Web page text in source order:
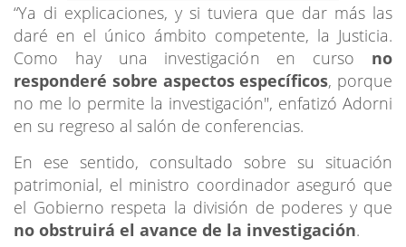
“Ya di explicaciones, y si tuviera que dar más las
daré en el único ámbito competente, la Justicia.
Como hay una investigación en curso no
responderé sobre aspectos específicos, porque
no me lo permite la investigación", enfatizó Adorni
en su regreso al salón de conferencias.
En ese sentido, consultado sobre su situación
patrimonial, el ministro coordinador aseguró que
el Gobierno respeta la división de poderes y que
no obstruirá el avance de la investigación.